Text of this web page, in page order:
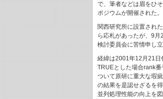
で、筆者などは眉をひ
ポジウムが開催された。
関西研究所に設置され
ら応札があったが、9
検討委員会に苦情申し立
経緯は2001年12月21日
TRUEとした場合rank
ついて原研に重大な瑕
の結果を是認せざるを
並列処理性能の向上を